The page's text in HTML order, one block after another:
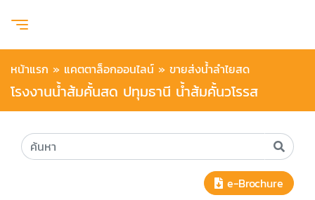
หน้าแรก » แคตตาล็อกออนไลน์ » ขายส่งน้ำลำไยสด
โรงงานน้ำส้มคั้นสด ปทุมธานี น้ำส้มคั้นวโรรส
e-Brochure